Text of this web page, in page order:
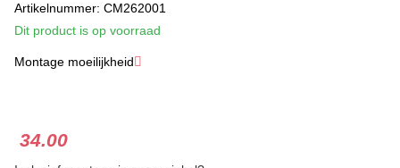
Artikelnummer: CM262001
Dit product is op voorraad
Montage moeilijkheid
★ ★
34.00